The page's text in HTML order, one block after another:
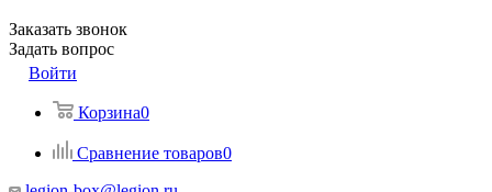
Заказать звонок
Задать вопрос
Войти
Корзина0
Сравнение товаров0